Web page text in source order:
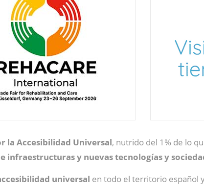
la Accesibilidad Universal, nutrido del 1% de lo
infraestructuras y nuevas tecnologías y
universal en todo el territorio español